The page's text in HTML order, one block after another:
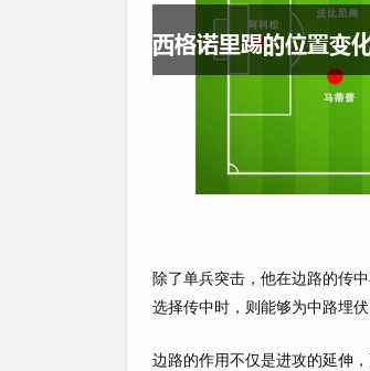
除了单兵突击，他在边路的传
选择传中时，则能够为中路埋
边路的作用不仅是进攻的延伸